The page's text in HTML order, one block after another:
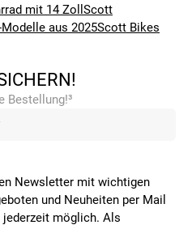
mit 14 Zoll Scott
Modelle aus 2025Scott Bikes
Bestellung!³
Newsletter mit wichtigen
und Neuheiten per Mail
möglich. Als